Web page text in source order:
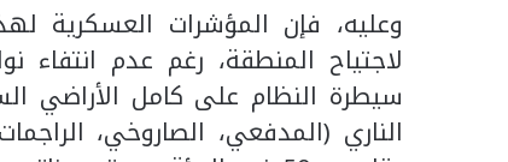
وعليه، فإن المؤشرات العسكرية
لاجتياح المنطقة، رغم عدم انتفاء
سيطرة النظام على كامل الأراضي
الناري (المدفعي، الصاروخي،